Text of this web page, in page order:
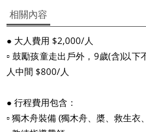
相關內容
● 大人費用 $2,000/人
▫ 鼓勵孩童走出戶外，9歲(含)以
人中間 $800/人
● 行程費用包含：
▫ 獨木舟裝備 (獨木舟、槳、救生衣